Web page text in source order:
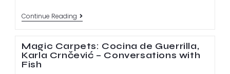
Continue Reading
Magic Carpets: Cocina de Guerrilla,
Karla Crnčević – Conversations with
Fish